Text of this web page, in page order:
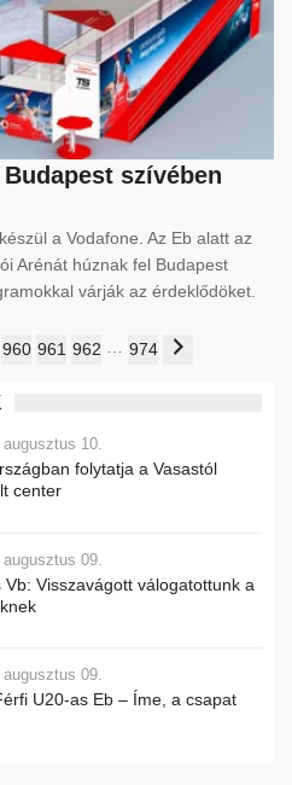
szívében
a Vodafone. Az Eb alatt az
Arénát húznak fel Budapest
várják az érdeklődöket.
960 961 962 … 974
augusztus 10.
folytatja a Vasastól
center
augusztus 09.
Vb: Visszavágott válogatottunk a
augusztus 09.
U20-as Eb – Íme, a csapat